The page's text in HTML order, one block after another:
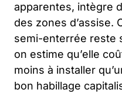
apparentes, intègre
des zones d’assise.
semi-enterrée reste
on estime qu’elle
moins à installer
bon habillage